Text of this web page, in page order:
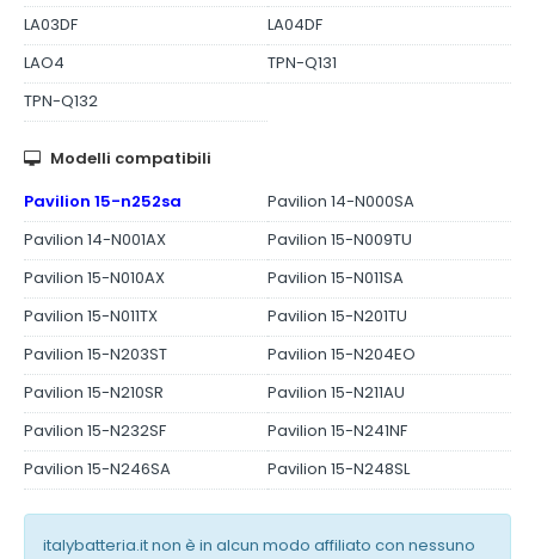
LA03DF
LA04DF
LAO4
TPN-Q131
TPN-Q132
Modelli compatibili
Pavilion 15-n252sa
Pavilion 14-N000SA
Pavilion 14-N001AX
Pavilion 15-N009TU
Pavilion 15-N010AX
Pavilion 15-N011SA
Pavilion 15-N011TX
Pavilion 15-N201TU
Pavilion 15-N203ST
Pavilion 15-N204EO
Pavilion 15-N210SR
Pavilion 15-N211AU
Pavilion 15-N232SF
Pavilion 15-N241NF
Pavilion 15-N246SA
Pavilion 15-N248SL
italybatteria.it non è in alcun modo affiliato con nessuno